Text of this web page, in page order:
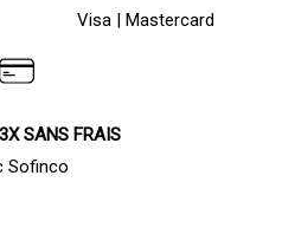
Visa | Mastercard
SANS FRAIS
Sofinco